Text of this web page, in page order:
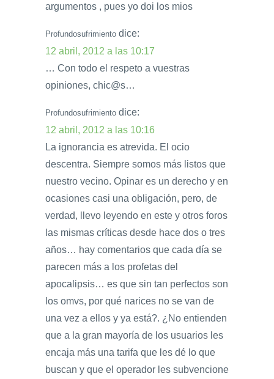
argumentos , pues yo doi los mios
Profundosufrimiento dice:
12 abril, 2012 a las 10:17
… Con todo el respeto a vuestras
opiniones, chic@s…
Profundosufrimiento dice:
12 abril, 2012 a las 10:16
La ignorancia es atrevida. El ocio
descentra. Siempre somos más listos que
nuestro vecino. Opinar es un derecho y en
ocasiones casi una obligación, pero, de
verdad, llevo leyendo en este y otros foros
las mismas críticas desde hace dos o tres
años… hay comentarios que cada día se
parecen más a los profetas del
apocalipsis… es que sin tan perfectos son
los omvs, por qué narices no se van de
una vez a ellos y ya está?. ¿No entienden
que a la gran mayoría de los usuarios les
encaja más una tarifa que les dé lo que
buscan y que el operador les subvencione